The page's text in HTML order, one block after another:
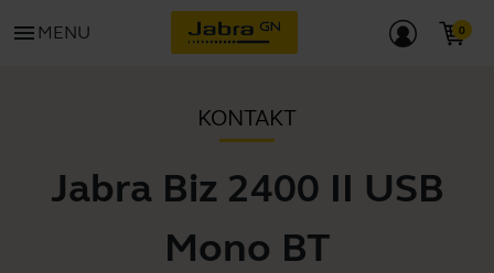
menu MENU
KONTAKT
Jabra Biz 2400 II USB
Mono BT